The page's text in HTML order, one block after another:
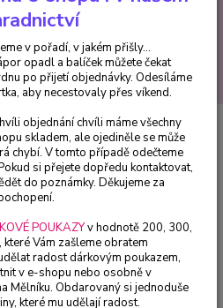
Hledat
růžová , Impantiens Neu Guinea -
, Impantiens
na prodejně
v pořadí, v jakém přišly...
opadl a balíček můžete čekat
po přijetí objednávky. Odesíláme
aby necestovaly přes víkend.
objednání chvíli máme všechny
skladem, ale ojediněle se může
chybí. V tomto případě odečteme
si přejete dopředu kontaktovat,
do poznámky. Děkujeme za
POUKAZYv hodnotě 200, 300,
Vám zašleme obratem
radost dárkovým poukazem,
v e-shopu nebo osobně v
Mělníku. Obdarovaný si jednoduše
které mu udělají radost.